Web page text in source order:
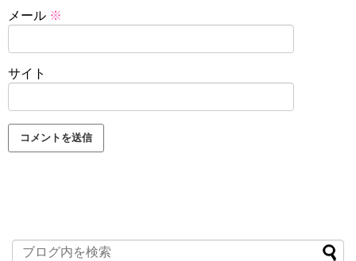
メール ※
サイト